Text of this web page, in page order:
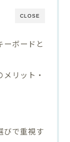
CLOSE
ーボードと
リット・
びで重視す